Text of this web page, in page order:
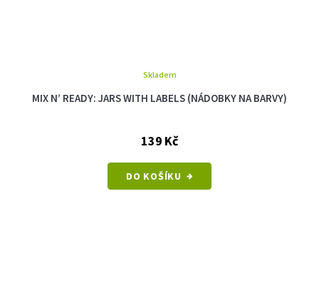
MIX N’ READY: JARS WITH LABELS (NÁDOBKY NA BARVY)
Skladem
139 Kč
DO KOŠÍKU